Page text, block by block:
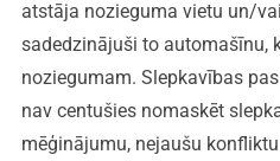
atstāja nozieguma vietu un/
sadedzinājuši to automašīnu,
noziegumam. Slepkavības
nav centušies nomaskēt
mēģinājumu, nejaušu